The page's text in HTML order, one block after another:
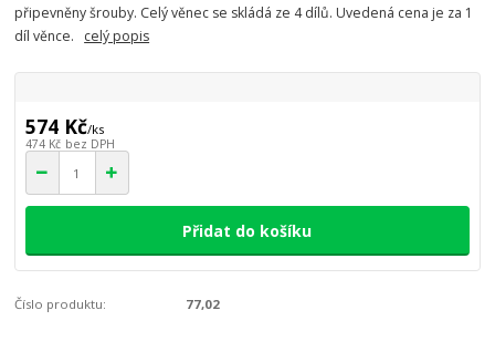
připevněny šrouby. Celý věnec se skládá ze 4 dílů. Uvedená cena je za 1
díl věnce. celý popis
574 Kč/ks
474 Kč bez DPH
Přidat do košíku
Číslo produktu: 77,02